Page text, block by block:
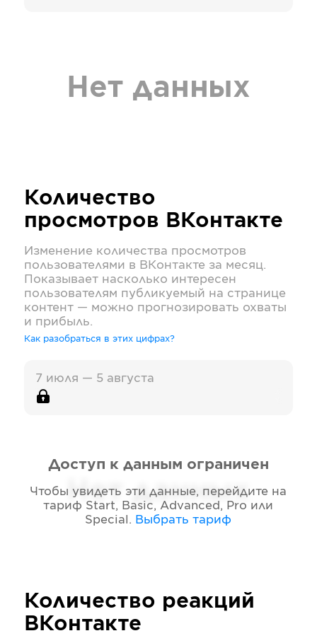
Нет данных
Количество
просмотров ВКонтакте
Изменение количества просмотров
пользователями в ВКонтакте за месяц.
Показывает насколько интересен
пользователям публикуемый на странице
контент — можно прогнозировать охваты
и прибыль.
Как разобраться в этих цифрах?
7 июля — 5 августа
Нет данных
Доступ к данным ограничен
Чтобы увидеть эти данные, перейдите на
тариф Start, Basic, Advanced, Pro или
Special . Выбрать тариф
Количество реакций
ВКонтакте